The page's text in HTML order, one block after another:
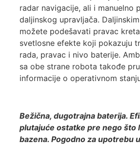
radar navigacije, ali i manuelno
daljinskog upravljača.
možete podešavati pravac
svetlosne efekte koji pokazuju
rada, pravac i nivo baterije.
sa obe strane robota takođe
informacije o operativnom
Bežična, dugotrajna baterija.
plutajuće ostatke pre nego što
bazena. Pogodno za upotrebu